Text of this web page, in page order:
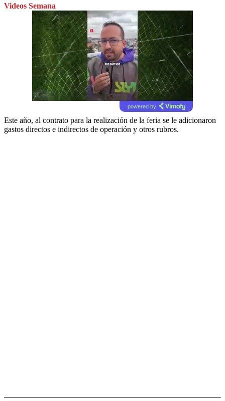
Videos Semana
powered by
Este año, al contrato para la realización de la feria se le adicionaron
gastos directos e indirectos de operación y otros rubros.